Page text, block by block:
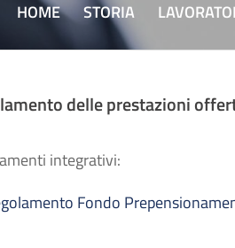
HOME STORIA
delle prestazioni
integrativi:
Fondo